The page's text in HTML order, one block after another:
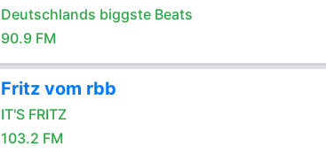
Deutschlands biggste Beats
90.9 FM
Fritz vom rbb
IT'S FRITZ
103.2 FM